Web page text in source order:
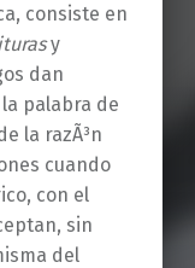
consiste en
y
dan
palabra de
la razÃ³n
cuando
con el
sin
del